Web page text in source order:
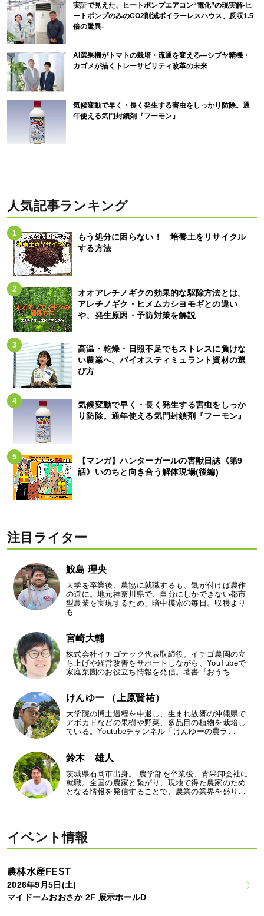
実証で見えた、ヒートポンプエアコン“電化”の現実解-ヒ
ートポンプのみのCO2削減ボイラーレスハウス、反収1.5
倍の驚異-
AI選果機がトマトの栽培・流通を変える―シブヤ精機・
カゴメが描くトレーサビリティ改革の未来
気候変動で早く・長く発生する害虫をしっかり防除。通
年使える気門封鎖剤『フーモン』
人気記事ランキング
もう処分に困らない！ 培養土をリサイクル
する方法
オオアレチノギクの効果的な駆除方法とは。
アレチノギク・ヒメムカシヨモギとの違い
や、発生原因・予防対策を解説
高温・乾燥・日照不足でもストレスに負けな
い農業へ。バイオスティミュラント資材の選
び方
気候変動で早く・長く発生する害虫をしっか
り防除。通年使える気門封鎖剤『フーモン』
【マンガ】ハンターガールの害獣日誌《第9
話》いのちと向き合う解体現場(後編)
注目ライター
鮫島 理央
大学を卒業後、農協に就職するも、気が付けば農作
の道に。地元神奈川県で、自分にしかできない都市
型農業を実現するため、暗中模索の毎日。収穫より
も…
宮崎大輔
株式会社イチゴテック代表取締役。イチゴ農園の立
ち上げや経営改善をサポートしながら、YouTubeで
家庭菜園のお役立ち情報を発信。著書『おうち…
けんゆー （上原賢祐）
大学院の博士過程を中退し、生まれ故郷の沖縄県で
アボカドなどの果樹や野菜、多品目の植物を栽培し
ている。Youtubeチャンネル「けんゆーの農ラ…
鈴木 雄人
茨城県石岡市出身。 農学部を卒業後、青果卸会社に
就職。全国の農家と繋がり、現地で得た農家のため
となる情報を発信することで、農業の業界を盛り…
イベント情報
農林水産FEST
2026年9月5日(土)
マイドームおおさか 2F 展示ホールD